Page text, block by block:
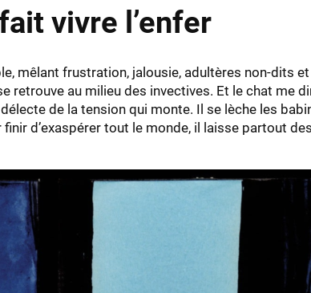
vivre l’enfer
mêlant frustration, jalousie, adultères non-dits
retrouve au milieu des invectives. Et le chat me
de la tension qui monte. Il se lèche les
d’exaspérer tout le monde, il laisse partout